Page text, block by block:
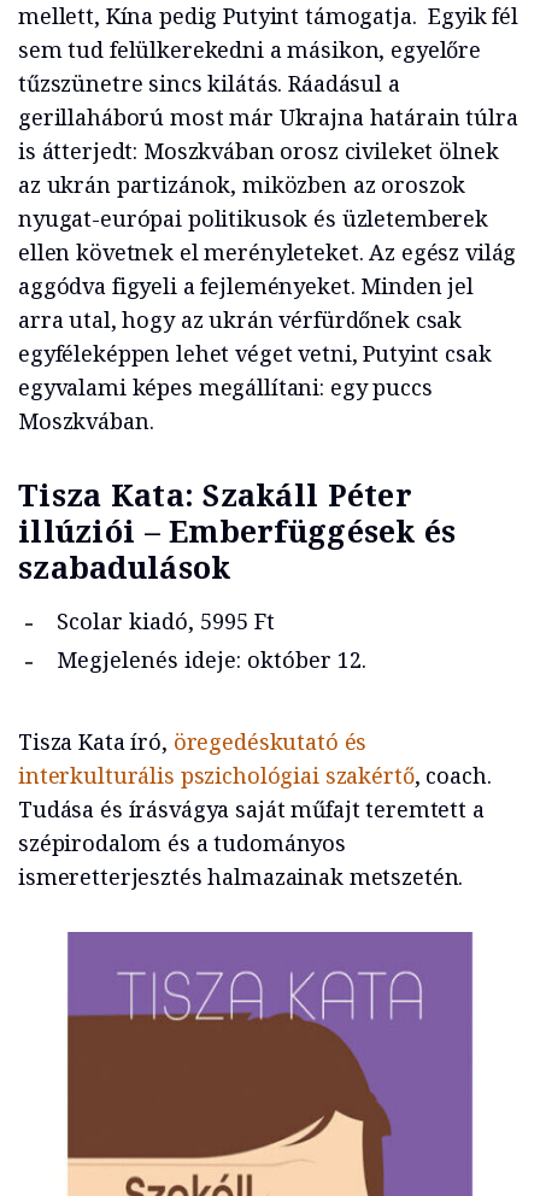
mellett, Kína pedig Putyint támogatja. Egyik fél
sem tud felülkerekedni a másikon, egyelőre
tűzszünetre sincs kilátás. Ráadásul a
gerillaháború most már Ukrajna határain túlra
is átterjedt: Moszkvában orosz civileket ölnek
az ukrán partizánok, miközben az oroszok
nyugat-európai politikusok és üzletemberek
ellen követnek el merényleteket. Az egész világ
aggódva figyeli a fejleményeket. Minden jel
arra utal, hogy az ukrán vérfürdőnek csak
egyféleképpen lehet véget vetni, Putyint csak
egyvalami képes megállítani: egy puccs
Moszkvában.
Tisza Kata: Szakáll Péter
illúziói – Emberfüggések és
szabadulások
Scolar kiadó, 5995 Ft
Megjelenés ideje: október 12.
Tisza Kata író, öregedéskutató és
interkulturális pszichológiai szakértő, coach.
Tudása és írásvágya saját műfajt teremtett a
szépirodalom és a tudományos
ismeretterjesztés halmazainak metszetén.